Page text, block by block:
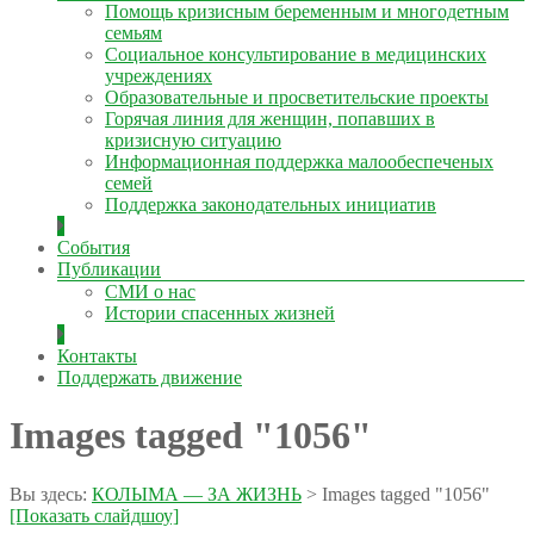
Помощь кризисным беременным и многодетным
семьям
Социальное консультирование в медицинских
учреждениях
Образовательные и просветительские проекты
Горячая линия для женщин, попавших в
кризисную ситуацию
Информационная поддержка малообеспеченых
семей
Поддержка законодательных инициатив
События
Публикации
СМИ о нас
Истории спасенных жизней
Контакты
Поддержать движение
Images tagged "1056"
Вы здесь: КОЛЫМА — ЗА ЖИЗНЬ > Images tagged "1056"
[Показать слайдшоу]